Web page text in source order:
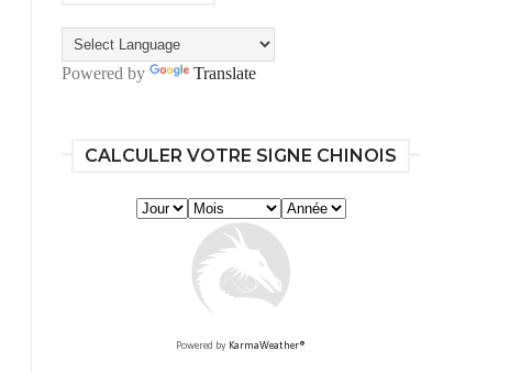
Powered by Translate
CALCULER VOTRE SIGNE CHINOIS
Powered by KarmaWeather®